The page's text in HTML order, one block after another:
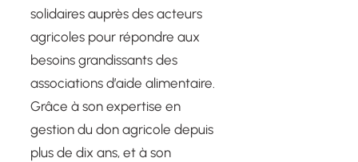
solidaires auprès des acteurs
agricoles pour répondre aux
besoins grandissants des
associations d’aide alimentaire.
Grâce à son expertise en
gestion du don agricole depuis
plus de dix ans, et à son